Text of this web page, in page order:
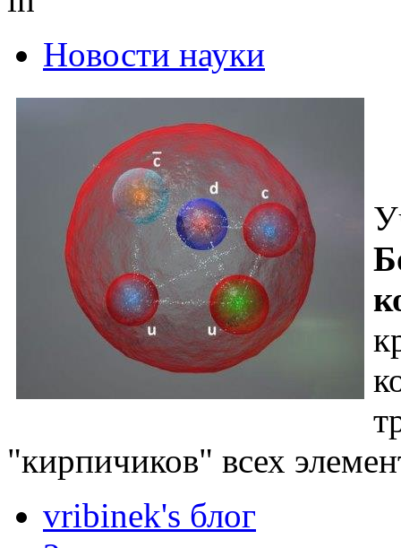
Новости науки
"кирпичиков" всех
vribinek's блог